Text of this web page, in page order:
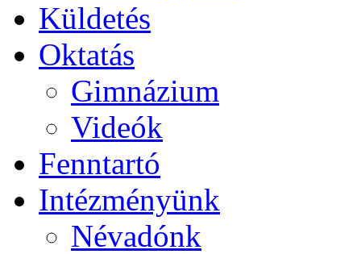
Küldetés
Oktatás
Gimnázium
Videók
Fenntartó
Intézményünk
Névadónk